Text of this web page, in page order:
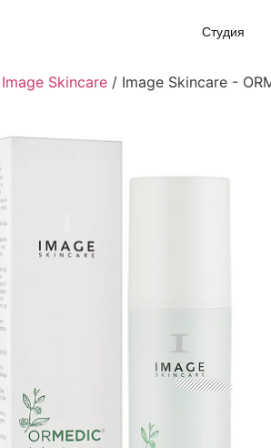
Студия
Image Skincare / Image Skincare -